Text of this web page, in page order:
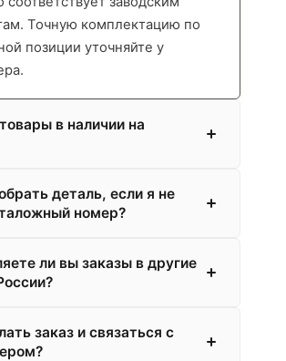
Точную комплектацию по
позиции уточняйте у
в наличии на
деталь, если я не
номер?
ли вы заказы в другие
заказ и связаться с